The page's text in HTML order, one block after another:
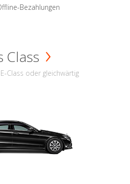
Bezahlungen
Class
Class oder gleichwärtig